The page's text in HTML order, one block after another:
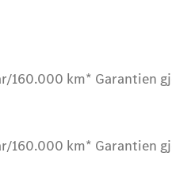
km* Garantien
km* Garantien